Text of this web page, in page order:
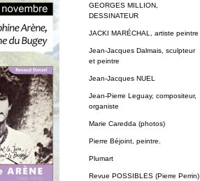
GEORGES MILLION,
DESSINATEUR
JACKI MARÉCHAL, artiste peintre
Jean-Jacques Dalmais, sculpteur
et peintre
Jean-Jacques NUEL
Jean-Pierre Leguay, compositeur,
organiste
Marie Caredda (photos)
Pierre Béjoint, peintre.
Plumart
Revue POSSIBLES (Pierre Perrin)